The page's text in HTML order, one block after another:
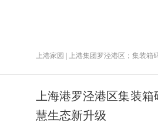
上港家园 | 上港集团罗泾港区；集装箱
上海港罗泾港区集装
慧生态新升级